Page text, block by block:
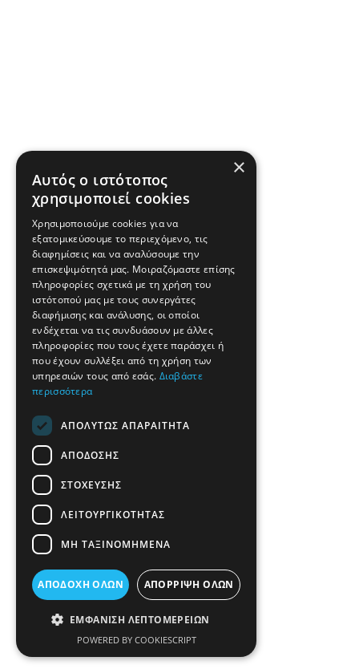
×
Αυτός ο ιστότοπος
χρησιμοποιεί cookies
Χρησιμοποιούμε cookies για να
εξατομικεύσουμε το περιεχόμενο, τις
διαφημίσεις και να αναλύσουμε την
επισκεψιμότητά μας. Μοιραζόμαστε επίσης
πληροφορίες σχετικά με τη χρήση του
ιστότοπού μας με τους συνεργάτες
διαφήμισης και ανάλυσης, οι οποίοι
ενδέχεται να τις συνδυάσουν με άλλες
πληροφορίες που τους έχετε παράσχει ή
που έχουν συλλέξει από τη χρήση των
υπηρεσιών τους από εσάς. Διαβάστε
περισσότερα
ΑΠΟΛΎΤΩΣ ΑΠΑΡΑΊΤΗΤΑ
ΑΠΌΔΟΣΗΣ
ΣΤΌΧΕΥΣΗΣ
ΛΕΙΤΟΥΡΓΙΚΌΤΗΤΑΣ
ΜΗ ΤΑΞΙΝΟΜΗΜΈΝΑ
ΑΠΟΔΟΧΉ ΌΛΩΝ ΑΠΌΡΡΙΨΗ ΌΛΩΝ
ΕΜΦΆΝΙΣΗ ΛΕΠΤΟΜΕΡΕΙΏΝ
POWERED BY COOKIESCRIPT